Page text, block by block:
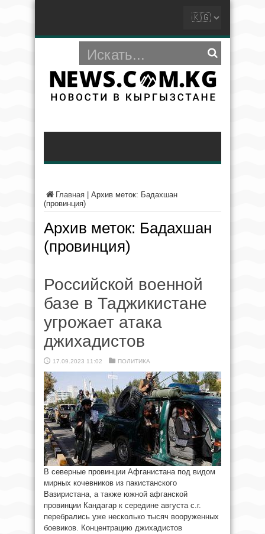
Главная
Архив меток: Бадахшан
(провинция)
Архив меток: Бадахшан
(провинция)
Российской военной
базе в Таджикистане
угрожает атака
джихадистов
17.09.2023 11:02 ПОЛИТИКА
В северные провинции Афганистана под видом
мирных кочевников из пакистанского
Вазиристана, а также южной афганской
провинции Кандагар к середине августа с.г.
перебрались уже несколько тысяч вооруженных
боевиков. Концентрацию джихадистов